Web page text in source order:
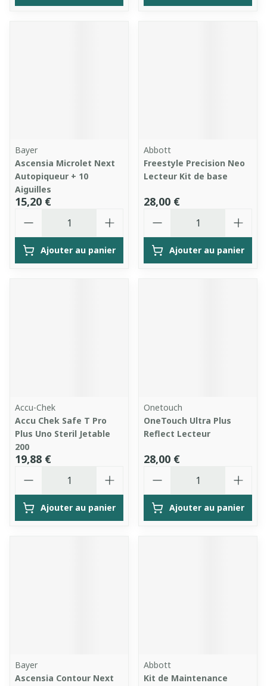
Bayer
Ascensia Microlet Next
Autopiqueur + 10
Aiguilles
15,20 €
Ajouter au panier
Abbott
Freestyle Precision Neo
Lecteur Kit de base
28,00 €
Ajouter au panier
Accu-Chek
Accu Chek Safe T Pro
Plus Uno Steril Jetable
200
19,88 €
Ajouter au panier
Onetouch
OneTouch Ultra Plus
Reflect Lecteur
28,00 €
Ajouter au panier
Bayer
Ascensia Contour Next
Abbott
Kit de Maintenance